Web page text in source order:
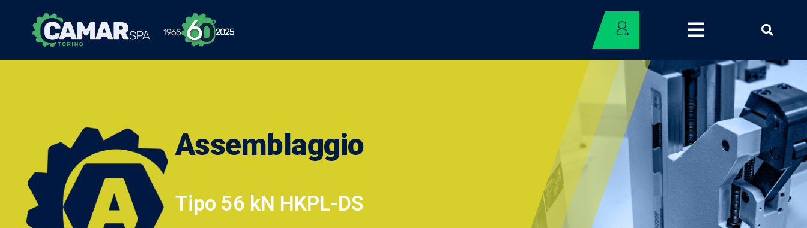
Assemblaggio
Tipo 56 kN HKPL-DS